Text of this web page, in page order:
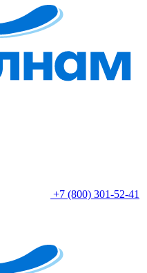
+7 (800) 301-52-41